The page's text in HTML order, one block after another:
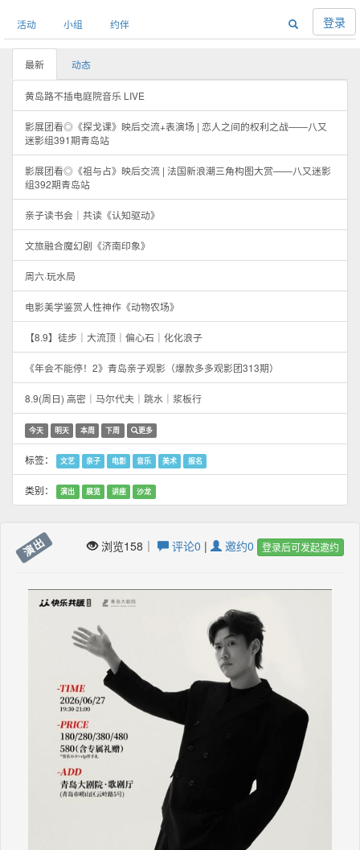
活动 小组 约伴 登录
最新 动态
黄岛路不插电庭院音乐 LIVE
影展团看◎《探戈课》映后交流+表演场 | 恋人之间的权利之战——八又
迷影组391期青岛站
影展团看◎《祖与占》映后交流 | 法国新浪潮三角构图大赏——八又迷影
组392期青岛站
亲子读书会｜共读《认知驱动》
文旅融合魔幻剧《济南印象》
周六·玩水局
电影美学鉴赏人性神作《动物农场》
【8.9】徒步｜大流顶｜偏心石｜化化浪子
《年会不能停！2》青岛亲子观影（爆款多多观影团313期）
8.9(周日) 高密｜马尔代夫｜跳水｜浆板行
今天 明天 本周 下周 更多
标签： 文艺 亲子 电影 音乐 美术 报名
类别： 演出 展览 讲座 沙龙
演出 浏览158｜ 评论0 | 邀约0 登录后可发起邀约